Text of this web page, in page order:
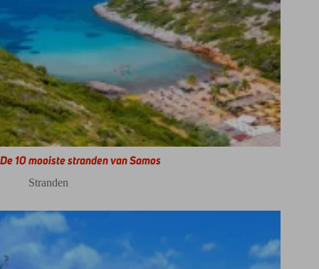
De 10 mooiste stranden van Samos
Stranden